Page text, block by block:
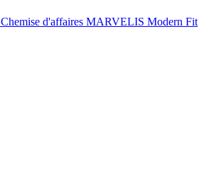
Chemise d'affaires MARVELIS Modern Fit